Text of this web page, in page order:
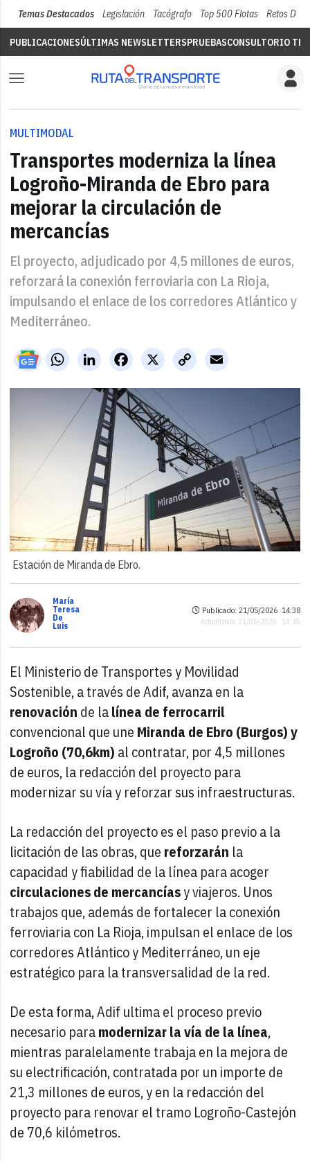
Temas Destacados Legislación Tacógrafo Top 500 Flotas Retos Del
PUBLICACIONESÚLTIMAS NEWSLETTERSPRUEBASCONSULTORIO
MULTIMODAL
Transportes moderniza la línea
Logroño-Miranda de Ebro para
mejorar la circulación de
mercancías
El proyecto, adjudicado por 4,5 millones de euros,
reforzará la conexión ferroviaria con La Rioja,
impulsando el enlace de los corredores Atlántico y
Mediterráneo.
WhatsAppLinkedIn X
Facebook
Copy
Link
Email
Estación de Miranda de Ebro.
María
Teresa
De
Luis
Publicado: 21/05/2026 ·14:38
Actualizado: 21/05/2026 · 14:38
El Ministerio de Transportes y Movilidad
Sostenible, a través de Adif, avanza en la
renovación de lalínea de ferrocarril
convencional que une Miranda de Ebro (Burgos) y
Logroño (70,6km) al contratar, por 4,5 millones
de euros, la redacción del proyecto para
modernizar su vía y reforzar sus infraestructuras.
La redacción del proyecto es el paso previo a la
licitación de las obras, que reforzarán la
capacidad y fiabilidad de la línea para acoger
circulaciones de mercancíasy viajeros. Unos
trabajos que, además de fortalecer la conexión
ferroviaria con La Rioja, impulsan el enlace de los
corredores Atlántico y Mediterráneo, un eje
estratégico para la transversalidad de la red.
De esta forma, Adif ultima el proceso previo
necesario paramodernizar la vía de la línea,
mientras paralelamente trabaja en la mejora de
su electrificación, contratada por un importe de
21,3 millones de euros, y en la redacción del
proyecto para renovar el tramo Logroño-Castejón
de 70,6 kilómetros.